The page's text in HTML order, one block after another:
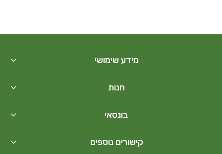
מידע שימושי
חנות
בונסאי
קישורים נוספים